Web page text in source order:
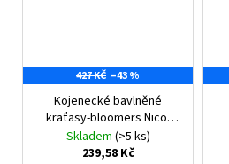
427 KČ –43 %
Kojenecké bavlněné
kraťasy-bloomers Nicol
Miki 0-3 m
Skladem (>5 ks)
239,58 Kč